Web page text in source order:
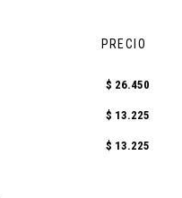
PRECIO
$ 26.450
$ 13.225
$ 13.225